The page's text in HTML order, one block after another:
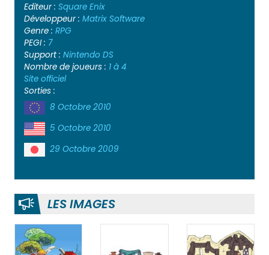
Editeur : Square Enix
Développeur : Matrix Software
Genre : RPG
PEGI : 7
Support : Nintendo DS
Nombre de joueurs : 1 à 4
Site officiel
Sorties :
8 Octobre 2010
5 Octobre 2010
29 Octobre 2009
LES IMAGES